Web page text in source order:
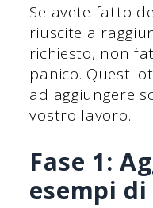
Se avete fatto
riuscite a
richiesto, non
panico. Questi
ad aggiungere
vostro lavoro.
Fase 1:
esempi